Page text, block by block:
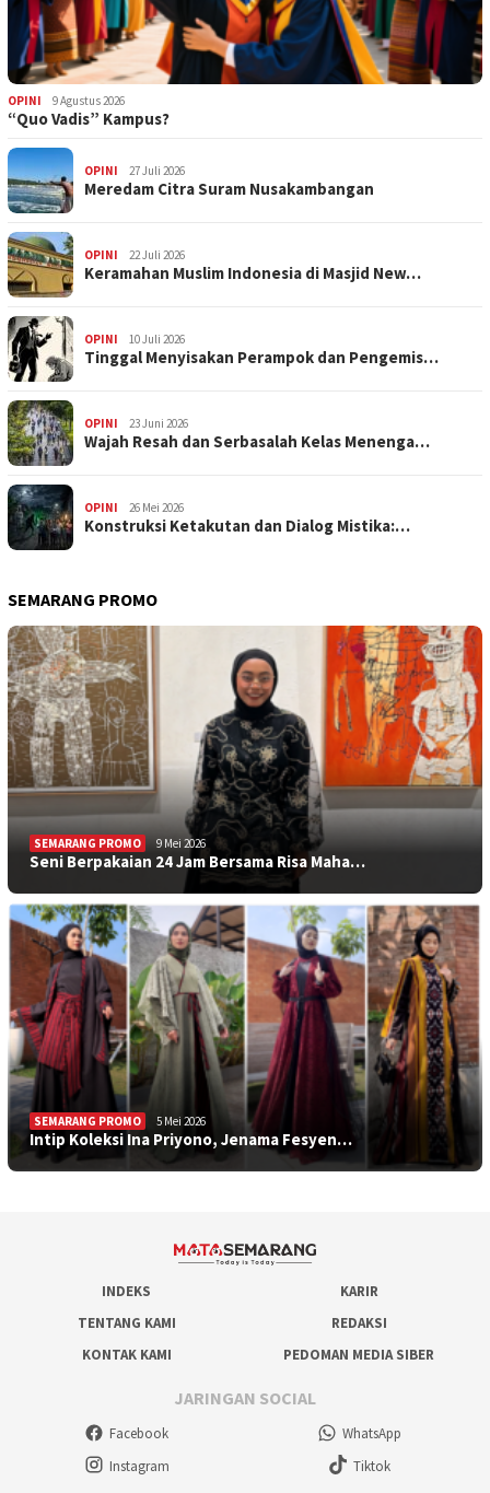
OPINI 9 Agustus 2026
“Quo Vadis” Kampus?
OPINI 27 Juli 2026
Meredam Citra Suram Nusakambangan
OPINI 22 Juli 2026
Keramahan Muslim Indonesia di Masjid New…
OPINI 10 Juli 2026
Tinggal Menyisakan Perampok dan Pengemis…
OPINI 23 Juni 2026
Wajah Resah dan Serbasalah Kelas Menenga…
OPINI 26 Mei 2026
Konstruksi Ketakutan dan Dialog Mistika:…
SEMARANG PROMO
SEMARANG PROMO 9 Mei 2026
Seni Berpakaian 24 Jam Bersama Risa Maha…
SEMARANG PROMO 5 Mei 2026
Intip Koleksi Ina Priyono, Jenama Fesyen…
INDEKS
KARIR
TENTANG KAMI
REDAKSI
KONTAK KAMI
PEDOMAN MEDIA SIBER
JARINGAN SOCIAL
Facebook
WhatsApp
Instagram
Tiktok